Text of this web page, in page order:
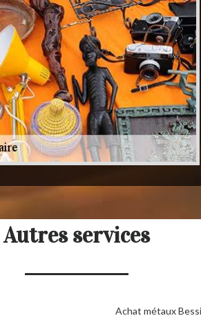
Autres services
Achat métaux